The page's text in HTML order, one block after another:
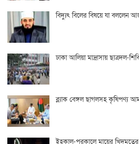
বিদ্যুৎ বিলের বিষয়ে যা বললেন
ঢাকা আলিয়া মাদ্রাসায় ছাত্রদল-
ব্ল্যাক বেঙ্গল ছাগলসহ কৃষিপণ্য
ইহকাল-পরকালে মায়ের